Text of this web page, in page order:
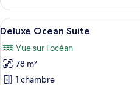
le
type
de
Ocean
Suite
Afficher
toutes
les
photos
pour
3
Deluxe Ocean Suite
Vue sur l’océan
78 m²
1 chambre